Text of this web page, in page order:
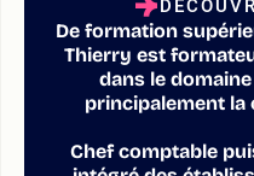
De formation
Thierry est
dans le
principalement la
Chef comptable